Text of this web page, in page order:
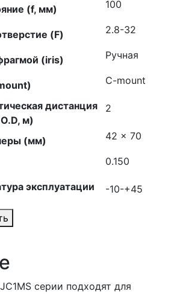
(f, мм) 100
(F) 2.8-32
(iris) Ручная
C-mount
дистанция
м)
2
(мм) 42 × 70
0.150
эксплуатации
-10-+45
серии подходят для